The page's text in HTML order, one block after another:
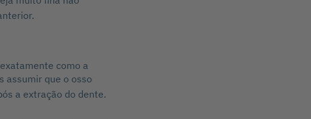
como a
assumir que o osso
a extração do dente.